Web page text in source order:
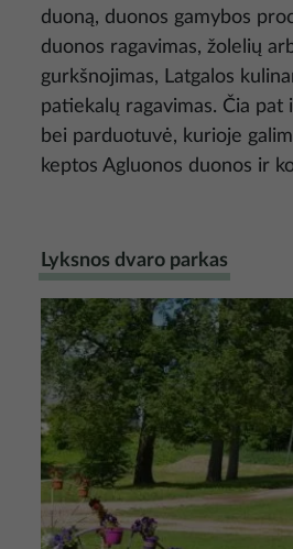
duoną, duonos gamybos
duonos ragavimas, žolelių
gurkšnojimas, Latgalos
patiekalų ragavimas. Čia pat
bei parduotuvė, kurioje
keptos Agluonos duonos ir
Lyksnos dvaro parkas
Nuotrauka